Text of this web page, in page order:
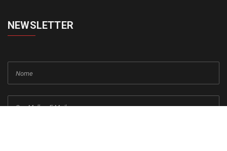
NEWSLETTER